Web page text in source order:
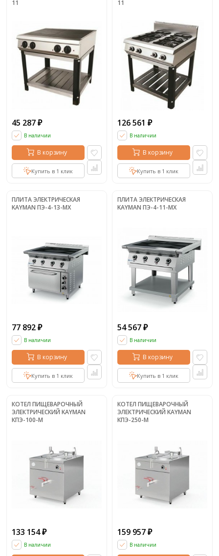
11
45 287 ₽
В наличии
В корзину
Купить в 1 клик
11
126 561 ₽
В наличии
В корзину
Купить в 1 клик
ПЛИТА ЭЛЕКТРИЧЕСКАЯ
KAYMAN ПЭ-4-13-МХ
77 892 ₽
В наличии
В корзину
Купить в 1 клик
ПЛИТА ЭЛЕКТРИЧЕСКАЯ
KAYMAN ПЭ-4-11-МХ
54 567 ₽
В наличии
В корзину
Купить в 1 клик
КOТЕЛ ПИЩЕВАРОЧНЫЙ
ЭЛЕКТРИЧЕСКИЙ KAYMAN
КПЭ-100-М
133 154 ₽
В наличии
КOТЕЛ ПИЩЕВАРОЧНЫЙ
ЭЛЕКТРИЧЕСКИЙ KAYMAN
КПЭ-250-М
159 957 ₽
В наличии